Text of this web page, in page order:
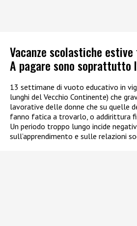
Vacanze scolastiche
A pagare sono soprattutto
13 settimane di vuoto educativo in
lunghi del Vecchio Continente) che
lavorative delle donne che su quelle
fanno fatica a trovarlo, o addirittura
Un periodo troppo lungo incide
sull’apprendimento e sulle relazioni